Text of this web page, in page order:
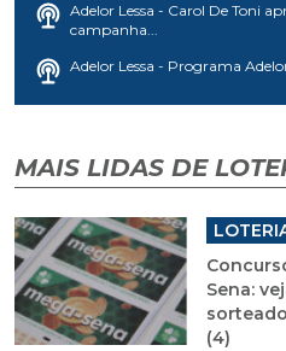
Adelor Lessa - Carol De Toni
campanha...
Adelor Lessa - Programa
MAIS LIDAS DE
Sena:
(4)